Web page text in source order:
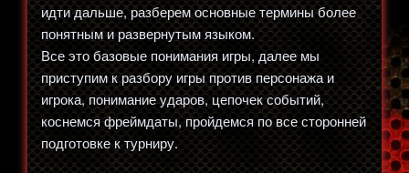
идти дальше, разберем основные термины более
понятным и развернутым языком.
Все это базовые понимания игры, далее мы
приступим к разбору игры против персонажа и
игрока, понимание ударов, цепочек событий,
коснемся фреймдаты, пройдемся по все сторонней
подготовке к турниру.